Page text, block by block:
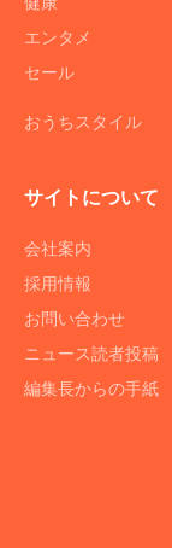
エンタメ
セール
おうちスタイル
サイトについて
会社案内
採用情報
お問い合わせ
ニュース読者投稿
編集長からの手紙